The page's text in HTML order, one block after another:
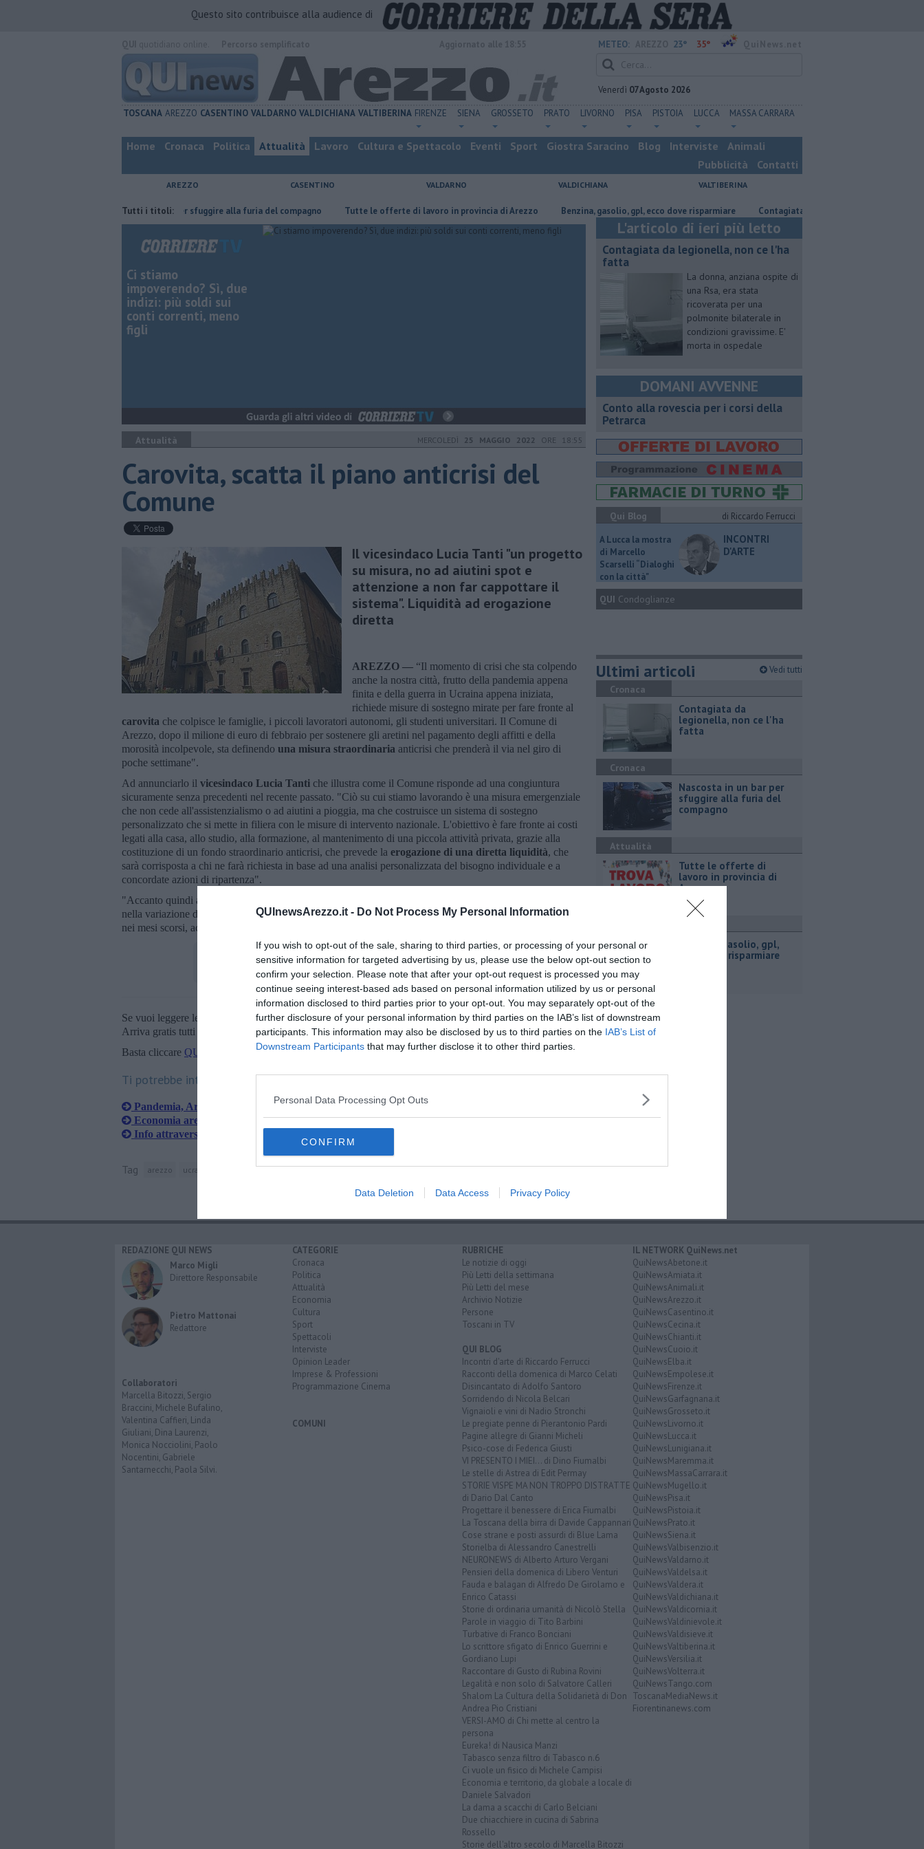
QUInewsArezzo.it - Do Not Process My Personal Information
If you wish to opt-out of the sale, sharing to third parties, or processing of your personal or
sensitive information for targeted advertising by us, please use the below opt-out section to
confirm your selection. Please note that after your opt-out request is processed you may
continue seeing interest-based ads based on personal information utilized by us or personal
information disclosed to third parties prior to your opt-out. You may separately opt-out of the
further disclosure of your personal information by third parties on the IAB’s list of downstream
participants. This information may also be disclosed by us to third parties on the IAB’s List of
Downstream Participants that may further disclose it to other third parties.
Personal Data Processing Opt Outs
CONFIRM
Data Deletion Data Access Privacy Policy
Questo sito contribuisce alla audience di
METEO: 23° 35°
Venerdì 07 Agosto 2026
TOSCANA AREZZO CASENTINO VALDARNO VALDICHIANA VALTIBERINA FIRENZE SIENA GROSSETO PRATO LIVORNO PISA PISTOIA LUCCA MASSA CARRARA
Home Cronaca Politica Attualità Lavoro Cultura e Spettacolo Eventi Sport Giostra Saracino Blog Interviste
Animali
Pubblicità
Contatti
AREZZO CASENTINO VALDARNO VALDICHIANA VALTIBERINA
Tutti i titoli:
Nascosta in un bar per sfuggire alla furia del compagno ​Tutte le offerte di lavoro in provincia di Arezzo ​Benzina, gasolio, gpl, ecco dove risparmiare Contagiata da legionella, non ce l'ha fatta
Ci stiamo
impoverendo? Sì, due
indizi: più soldi sui
conti correnti, meno
figli
Attualità MERCOLEDÌ 25 MAGGIO 2022 ORE 18:55
Carovita, scatta il piano anticrisi del
Comune
Il vicesindaco Lucia Tanti "un progetto
su misura, no ad aiutini spot e
attenzione a non far cappottare il
sistema". Liquidità ad erogazione
diretta
AREZZO — “Il momento di crisi che sta colpendo
anche la nostra città, frutto della pandemia appena
finita e della guerra in Ucraina appena iniziata,
richiede misure di sostegno mirate per fare fronte al
carovita che colpisce le famiglie, i piccoli lavoratori autonomi, gli studenti universitari. Il Comune di
Arezzo, dopo il milione di euro di febbraio per sostenere gli aretini nel pagamento degli affitti e della
morosità incolpevole, sta definendo una misura straordinaria anticrisi che prenderà il via nel giro di
poche settimane".
Ad annunciarlo il vicesindaco Lucia Tanti che illustra come il Comune risponde ad una congiuntura
sicuramente senza precedenti nel recente passato. "Ciò su cui stiamo lavorando è una misura emergenziale
che non cede all'assistenzialismo o ad aiutini a pioggia, ma che costruisce un sistema di sostegno
personalizzato che si mette in filiera con le misure di intervento nazionale. L'obiettivo è fare fronte ai costi
legati alla casa, allo studio, alla formazione, al mantenimento di una piccola attività privata, grazie alla
costituzione di un fondo straordinario anticrisi, che prevede la erogazione di una diretta liquidità, che
sarà corrisposta a chi ne farà richiesta in base ad una analisi personalizzata del bisogno individuale e a
concordate azioni di ripartenza".
"Accanto quindi alle
nella variazione di bilancio di fine maggio di oltre mezzo milione di euro, accanto alle risorse già stanziate
nei mesi scorsi, accanto al piano del Governo, attiveremo anche un nuovo strumento di intervento".
Se vuoi leggere le notizie principali della Toscana iscriviti allaNewsletter QUInews - ToscanaMedia.
Arriva gratis tutti i giorni alle 20:00 direttamente nella tua casella di posta.
Basta cliccare QUI
Ti potrebbe interessare anche:
Pandemia, Arezzo: +69% di pazienti dallo psicologo
Economia aretina, la ripresa frenata dalla guerra
Info attraverso l'AppIO per 50 servizi comunali
Tag arezzo ucraina
L'articolo di ieri più letto
Contagiata da legionella, non ce l'ha
fatta
La donna, anziana ospite di
una Rsa, era stata
ricoverata per una
polmonite bilaterale in
condizioni gravissime. E'
morta in ospedale
DOMANI AVVENNE
​Conto alla rovescia per i corsi della
Petrarca
Qui Blog
di Riccardo Ferrucci
A Lucca la mostra
di Marcello
Scarselli “Dialoghi
con la città"
INCONTRI
D'ARTE
QUI Condoglianze
Ultimi articoli Vedi tutti
Cronaca
Contagiata da
legionella, non ce l'ha
fatta
Cronaca
Nascosta in un bar per
sfuggire alla furia del
compagno
Attualità
​Tutte le offerte di
lavoro in provincia di
Arezzo
​Benzina, gasolio, gpl,
ecco dove risparmiare
REDAZIONE QUI NEWS
Marco Migli
Direttore Responsabile
Pietro Mattonai
Redattore
Collaboratori
Marcella Bitozzi, Sergio
Braccini, Michele Bufalino,
Valentina Caffieri, Linda
Giuliani, Dina Laurenzi,
Monica Nocciolini, Paolo
Nocentini, Gabriele
Santarnecchi, Paola Silvi.
CATEGORIE
Cronaca
Politica
Attualità
Economia
Cultura
Sport
Spettacoli
Interviste
Opinion Leader
Imprese & Professioni
Programmazione Cinema
COMUNI
RUBRICHE
Le notizie di oggi
Più Letti della settimana
Più Letti del mese
Archivio Notizie
Persone
Toscani in TV
QUI BLOG
Incontri d'arte di Riccardo Ferrucci
Racconti della domenica di Marco Celati
Disincantato di Adolfo Santoro
Sorridendo di Nicola Belcari
Vignaioli e vini di Nadio Stronchi
Le pregiate penne di Pierantonio Pardi
Pagine allegre di Gianni Micheli
Psico-cose di Federica Giusti
VI PRESENTO I MIEI... di Dino Fiumalbi
Le stelle di Astrea di Edit Permay
STORIE VISPE MA NON TROPPO DISTRATTE
di Dario Dal Canto
Progettare il benessere di Erica Fiumalbi
La Toscana della birra di Davide Cappannari
Cose strane e posti assurdi di Blue Lama
Storielba di Alessandro Canestrelli
NEURONEWS di Alberto Arturo Vergani
Pensieri della domenica di Libero Venturi
Fauda e balagan di Alfredo De Girolamo e
Enrico Catassi
Storie di ordinaria umanità di Nicolò Stella
Parole in viaggio di Tito Barbini
Turbative di Franco Bonciani
Lo scrittore sfigato di Enrico Guerrini e
Gordiano Lupi
Raccontare di Gusto di Rubina Rovini
Legalità e non solo di Salvatore Calleri
Shalom La Cultura della Solidarietà di Don
Andrea Pio Cristiani
VERSI-AMO di Chi mette al centro la
persona
Eureka! di Nausica Manzi
Tabasco senza filtro di Tabasco n.6
Ci vuole un fisico di Michele Campisi
Economia e territorio, da globale a locale di
Daniele Salvadori
La dama a scacchi di Carlo Belciani
Due chiacchiere in cucina di Sabrina
Rossello
Storie dell'altro secolo di Marcella Bitozzi
IL NETWORK QuiNews.net
QuiNewsAbetone.it
QuiNewsAmiata.it
QuiNewsAnimali.it
QuiNewsArezzo.it
QuiNewsCasentino.it
QuiNewsCecina.it
QuiNewsChianti.it
QuiNewsCuoio.it
QuiNewsElba.it
QuiNewsEmpolese.it
QuiNewsFirenze.it
QuiNewsGarfagnana.it
QuiNewsGrosseto.it
QuiNewsLivorno.it
QuiNewsLucca.it
QuiNewsLunigiana.it
QuiNewsMaremma.it
QuiNewsMassaCarrara.it
QuiNewsMugello.it
QuiNewsPisa.it
QuiNewsPistoia.it
QuiNewsPrato.it
QuiNewsSiena.it
QuiNewsValbisenzio.it
QuiNewsValdarno.it
QuiNewsValdelsa.it
QuiNewsValdera.it
QuiNewsValdichiana.it
QuiNewsValdicornia.it
QuiNewsValdinievole.it
QuiNewsValdisieve.it
QuiNewsValtiberina.it
QuiNewsVersilia.it
QuiNewsVolterra.it
QuiNewsTango.com
ToscanaMediaNews.it
Fiorentinanews.com